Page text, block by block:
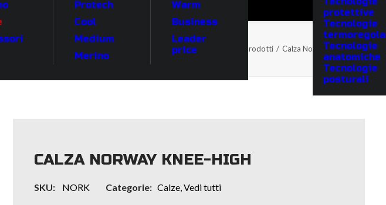
Protech
Cool
Medium
Merino
Warm
Business
Leader
price
protettive
Tecnologie
Tecnologie
anatomiche
Tecnologie
posturali
Prodotti Calza Norway knee-high
CALZA NORWAY KNEE-HIGH
SKU: NORK Categorie: Calze,Vedi tutti